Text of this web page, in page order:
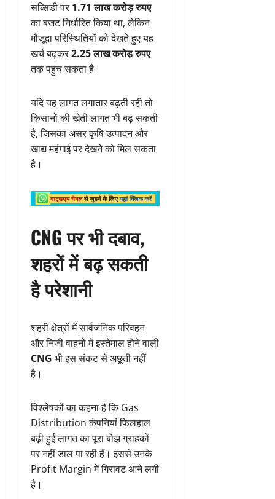
सब्सिडी पर 1.71 लाख करोड़ रुपए
का बजट निर्धारित किया था, लेकिन
मौजूदा परिस्थितियों को देखते हुए यह
खर्च बढ़कर2.25 लाख करोड़ रुपए
तक पहुंच सकता है।
यदि यह लागत लगातार बढ़ती रही तो
किसानों की खेती लागत भी बढ़ सकती
है, जिसका असर कृषि उत्पादन और
खाद्य महंगाई पर देखने को मिल सकता
है।
CNG पर भी दबाव,
शहरों में बढ़ सकती
है परेशानी
शहरी क्षेत्रों में सार्वजनिक परिवहन
और निजी वाहनों में इस्तेमाल होने वाली
CNG भी इस संकट से अछूती नहीं
है।
विश्लेषकों का कहना है कि Gas
Distribution कंपनियां फिलहाल
बढ़ी हुई लागत का पूरा बोझ ग्राहकों
पर नहीं डाल पा रही हैं। इससे उनके
Profit Margin में गिरावट आने लगी
है।